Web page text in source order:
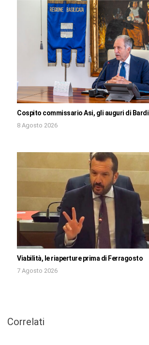
Cospito commissario Asi, gli auguri di Bardi
8 Agosto 2026
Viabilità, le riaperture prima di Ferragosto
7 Agosto 2026
Correlati